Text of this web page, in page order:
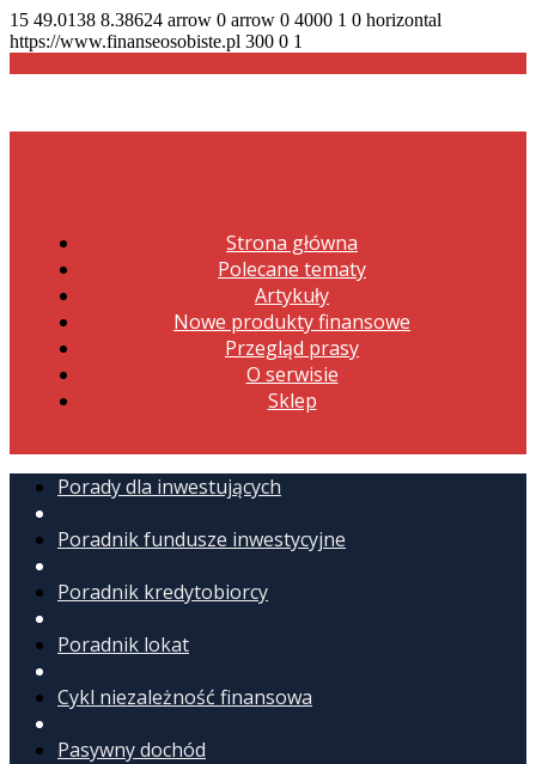
15 49.0138 8.38624 arrow 0 arrow 0 4000 1 0 horizontal
https://www.finanseosobiste.pl 300 0 1
Strona główna
Polecane tematy
Artykuły
Nowe produkty finansowe
Przegląd prasy
O serwisie
Sklep
Porady dla inwestujących
Poradnik fundusze inwestycyjne
Poradnik kredytobiorcy
Poradnik lokat
Cykl niezależność finansowa
Pasywny dochód